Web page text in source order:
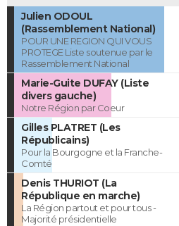
Julien ODOUL
(Rassemblement National)
POUR UNE REGION QUI VOUS
PROTEGE Liste soutenue par le
Rassemblement National
Marie-Guite DUFAY (Liste
divers gauche)
Notre Région par Coeur
Gilles PLATRET (Les
Républicains)
Pour la Bourgogne et la Franche-
Comté
Denis THURIOT (La
République en marche)
La Région partout et pour tous -
Majorité présidentielle